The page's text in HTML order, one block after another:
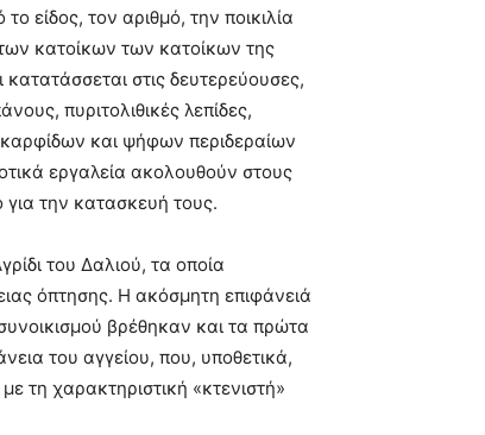
είδος, τον αριθμό, την ποικιλία
κατοίκων των κατοίκων της
στις δευτερεύουσες,
πυριτολιθικές λεπίδες,
καρφίδων και ψήφων περιδεραίων
εργαλεία ακολουθούν στους
για την κατασκευή τους.
του Δαλιού, τα οποία
όπτησης. Η ακόσμητη επιφάνειά
βρέθηκαν και τα πρώτα
του αγγείου, που, υποθετικά,
τη χαρακτηριστική «κτενιστή»